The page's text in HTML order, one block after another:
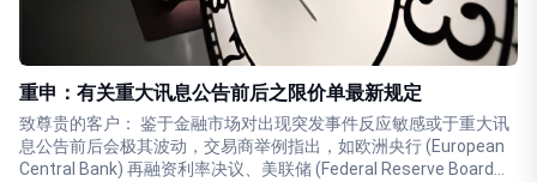
重申：有关重大讯息公告前后之限价单最新规定
致尊贵的客户： 鉴于金融市场对出现突发事件反应敏感或于重大讯
息公告前后会极其波动，交易商举例指出，如欧洲央行 (European
Central Bank) 再融资利率决议、美联储 (Federal Reserve Board...